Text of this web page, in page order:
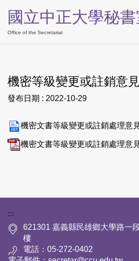
到
主
要
區
國立中正大學秘書
Office of the Secretariat
機密等級變更或註銷意
發布日期 : 2022-10-29
機密文書等級變更或註銷處理意
機密文書等級變更或註銷處理意
:::
621301 嘉義縣民雄鄉大學路一
樓
電話：05-272-0402